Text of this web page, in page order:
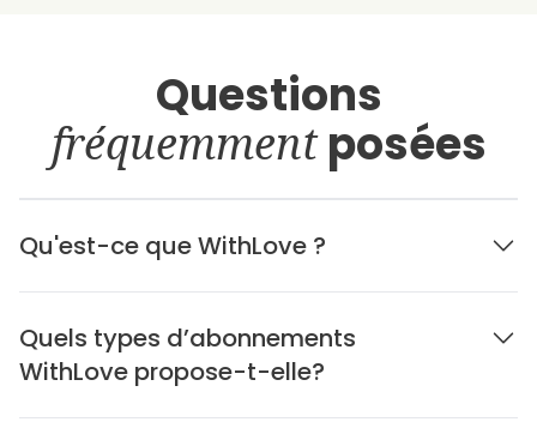
Questions
fréquemmentposées
Qu'est-ce que WithLove ?
Quels types d’abonnements
WithLove propose-t-elle?